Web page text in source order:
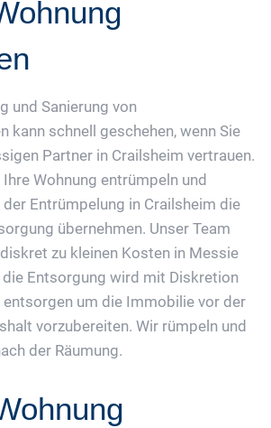
und Sanierung von
kann schnell geschehen, wenn Sie
Partner in Crailsheim vertrauen.
Wohnung entrümpeln und
Entrümpelung in Crailsheim die
übernehmen. Unser Team
zu kleinen Kosten in Messie
die Entsorgung wird mit Diskretion
um die Immobilie vor der
vorzubereiten. Wir rümpeln und
der Räumung.